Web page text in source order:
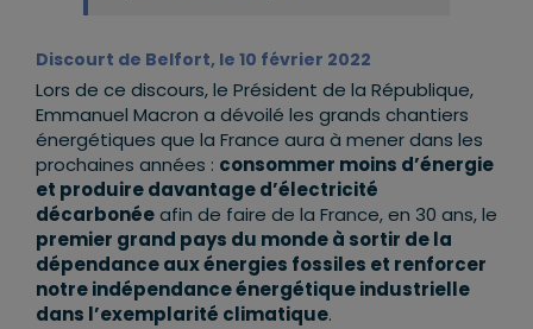
Discourt de Belfort, le 10 février 2022
Lors de ce discours, le Président de la République,
Emmanuel Macron a dévoilé les grands chantiers
énergétiques que la France aura à mener dans les
prochaines années : consommer moins d’énergie
et produire davantage d’électricité
décarbonéeafin de faire de la France, en 30 ans, le
premier grand pays du monde à sortir de la
dépendance aux énergies fossiles et renforcer
notre indépendance énergétique industrielle
dans l’exemplarité climatique.